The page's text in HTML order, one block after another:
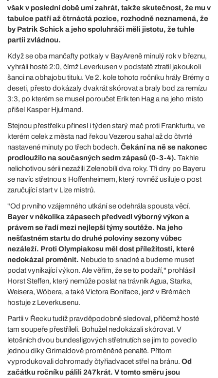
však v poslední době umí zahrát, takže skutečnost, že mu v
tabulce patří až čtrnáctá pozice, rozhodně neznamená, že
by Patrik Schick a jeho spoluhráči měli jistotu, že tuhle
partii zvládnou.
Když se oba mančafty potkaly v BayAreně minulý rok v březnu,
vyhráli hosté 2:0, čímž Leverkusen v podstatě ztratil jakoukoli
šanci na obhajobu titulu. Ve 2. kole tohoto ročníku hrály Brémy o
deseti, přesto dokázaly dvakrát skórovat a braly bod za remízu
3:3, po kterém se musel poroučet Erik ten Hag a na jeho místo
přišel Kasper Hjulmand.
Stejnou přestřelku přinesl i týden starý mač proti Frankfurtu, ve
kterém celek z města nad řekou Vezerou sahal až do čtvrté
nastavené minuty po třech bodech. Čekání na ně se nakonec
prodloužilo na současných sedm zápasů (0-3-4). Takhle
nelichotivou sérii nezažili Zelenobílí dva roky. Tři dny po Bayeru
se navíc střetnou s Hoffenheimem, který rovněž usiluje o post
zaručující start v Lize mistrů.
"Od prvního vzájemného utkání se odehrála spousta věcí.
Bayer v několika zápasech předvedl výborný výkon a
právem se řadí mezi nejlepší týmy soutěže. Na jeho
nešťastném startu do druhé poloviny sezony vůbec
nezáleží. Proti Olympiakosu měl dost příležitostí, které
nedokázal proměnit. Nebude to snadné a budeme muset
podat vynikající výkon. Ale věřím, že se to podaří," prohlásil
Horst Steffen, který nemůže poslat na trávník Agua, Starka,
Weisera, Wöbera, a také Victora Boniface, jenž v Brémách
hostuje z Leverkusenu.
Partii v Řecku tudíž pravděpodobně sledoval, přičemž hosté
tam soupeře přestříleli. Bohužel nedokázali skórovat. V
letošních dvou bundesligových střetnutích se jim to povedlo
jednou díky Grimaldově proměněné penaltě. Přitom
vyprodukovali dohromady čtyřiadvacet střel na bránu. Od
začátku ročníku pálili 247krát. V tomto směru jsou